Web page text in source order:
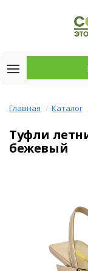
Главная Каталог
Туфли
бежевый